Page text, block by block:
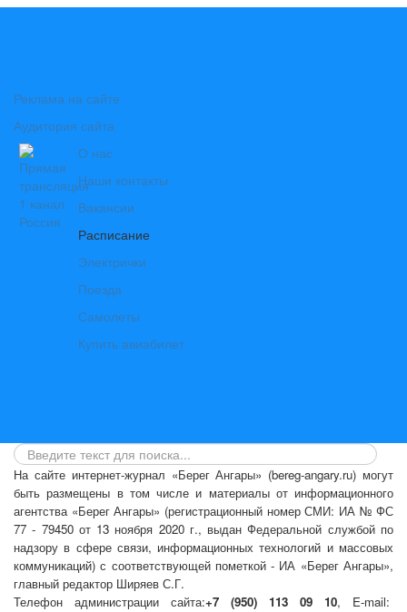
Реклама на сайте
Аудитория сайта
О нас
Наши контакты
Вакансии
Расписание
Электрички
Поезда
Самолеты
Купить авиабилет
На сайте интернет-журнал «Берег Ангары» (bereg-angary.ru) могут
быть размещены в том числе и материалы от информационного
агентства «Берег Ангары» (регистрационный номер СМИ: ИА № ФС
77 - 79450 от 13 ноября 2020 г., выдан Федеральной службой по
надзору в сфере связи, информационных технологий и массовых
коммуникаций) с соответствующей пометкой - ИА «Берег Ангары»,
главный редактор Ширяев С.Г.
Телефон администрации сайта:+7 (950) 113 09 10, E-mail: